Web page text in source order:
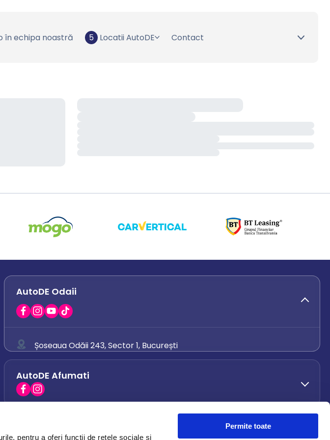
pentru a oferi funcții de rețele sociale și
Permite toate
în echipa noastră 5 Locatii AutoDE Contact
AutoDE Odaii
Șoseaua Odăii 243, Sector 1, București
0742 444 194
office.odaii@autode.ro
AutoDE Afumati